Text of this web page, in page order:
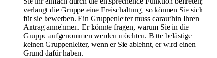
verlangt die Gruppe eine Freischaltung, so können Sie sich
für sie bewerben. Ein Gruppenleiter muss daraufhin Ihren
Antrag annehmen. Er könnte fragen, warum Sie in die
Gruppe aufgenommen werden möchten. Bitte belästige
keinen Gruppenleiter, wenn er Sie ablehnt, er wird einen
Grund dafür haben.